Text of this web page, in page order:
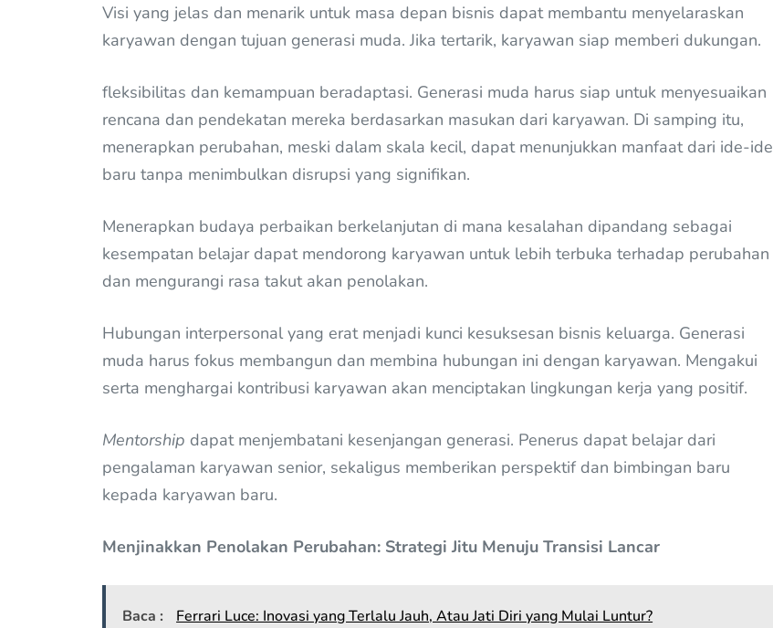
Visi yang jelas dan menarik untuk masa depan bisnis dapat membantu menyelaraskan
karyawan dengan tujuan generasi muda. Jika tertarik, karyawan siap memberi dukungan.
fleksibilitas dan kemampuan beradaptasi. Generasi muda harus siap untuk menyesuaikan
rencana dan pendekatan mereka berdasarkan masukan dari karyawan. Di samping itu,
menerapkan perubahan, meski dalam skala kecil, dapat menunjukkan manfaat dari ide-ide
baru tanpa menimbulkan disrupsi yang signifikan.
Menerapkan budaya perbaikan berkelanjutan di mana kesalahan dipandang sebagai
kesempatan belajar dapat mendorong karyawan untuk lebih terbuka terhadap perubahan
dan mengurangi rasa takut akan penolakan.
Hubungan interpersonal yang erat menjadi kunci kesuksesan bisnis keluarga. Generasi
muda harus fokus membangun dan membina hubungan ini dengan karyawan. Mengakui
serta menghargai kontribusi karyawan akan menciptakan lingkungan kerja yang positif.
Mentorship dapat menjembatani kesenjangan generasi. Penerus dapat belajar dari
pengalaman karyawan senior, sekaligus memberikan perspektif dan bimbingan baru
kepada karyawan baru.
Menjinakkan Penolakan Perubahan: Strategi Jitu Menuju Transisi Lancar
Baca : Ferrari Luce: Inovasi yang Terlalu Jauh, Atau Jati Diri yang Mulai Luntur?